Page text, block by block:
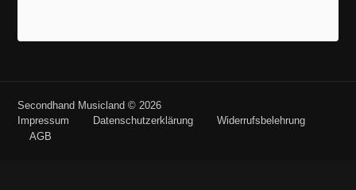
Secondhand Musicland © 2026
Impressum
Datenschutzerklärung
Widerrufsbelehrung
AGB